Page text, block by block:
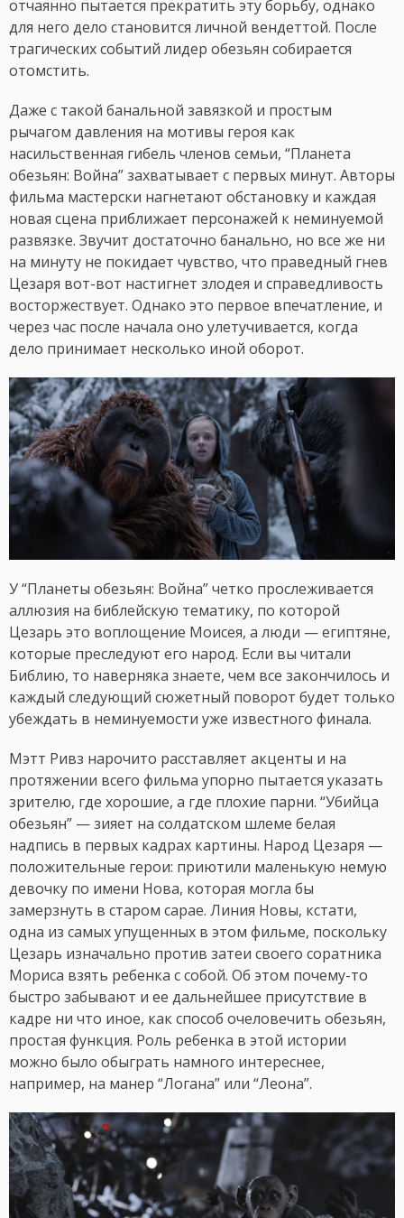
отчаянно пытается прекратить эту борьбу, однако
для него дело становится личной вендеттой. После
трагических событий лидер обезьян собирается
отомстить.
Даже с такой банальной завязкой и простым
рычагом давления на мотивы героя как
насильственная гибель членов семьи, “Планета
обезьян: Война” захватывает с первых минут. Авторы
фильма мастерски нагнетают обстановку и каждая
новая сцена приближает персонажей к неминуемой
развязке. Звучит достаточно банально, но все же ни
на минуту не покидает чувство, что праведный гнев
Цезаря вот-вот настигнет злодея и справедливость
восторжествует. Однако это первое впечатление, и
через час после начала оно улетучивается, когда
дело принимает несколько иной оборот.
У “Планеты обезьян: Война” четко прослеживается
аллюзия на библейскую тематику, по которой
Цезарь это воплощение Моисея, а люди — египтяне,
которые преследуют его народ. Если вы читали
Библию, то наверняка знаете, чем все закончилось и
каждый следующий сюжетный поворот будет только
убеждать в неминуемости уже известного финала.
Мэтт Ривз нарочито расставляет акценты и на
протяжении всего фильма упорно пытается указать
зрителю, где хорошие, а где плохие парни. “Убийца
обезьян” — зияет на солдатском шлеме белая
надпись в первых кадрах картины. Народ Цезаря —
положительные герои: приютили маленькую немую
девочку по имени Нова, которая могла бы
замерзнуть в старом сарае. Линия Новы, кстати,
одна из самых упущенных в этом фильме, поскольку
Цезарь изначально против затеи своего соратника
Мориса взять ребенка с собой. Об этом почему-то
быстро забывают и ее дальнейшее присутствие в
кадре ни что иное, как способ очеловечить обезьян,
простая функция. Роль ребенка в этой истории
можно было обыграть намного интереснее,
например, на манер “Логана” или “Леона”.